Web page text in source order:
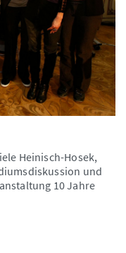
Heinisch-Hosek,
und
10 Jahre